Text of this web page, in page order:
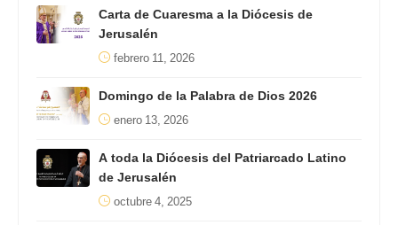
Carta de Cuaresma a la Diócesis de
Jerusalén
febrero 11, 2026
Domingo de la Palabra de Dios 2026
enero 13, 2026
A toda la Diócesis del Patriarcado Latino
de Jerusalén
octubre 4, 2025